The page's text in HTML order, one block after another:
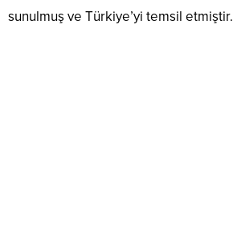
sunulmuş ve Türkiye’yi temsil etmiştir.